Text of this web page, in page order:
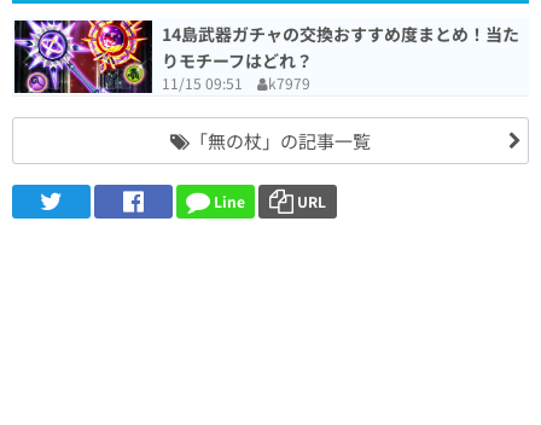
14島武器ガチャの交換おすすめ度まとめ！当た
りモチーフはどれ？
11/15 09:51 k7979
「無の杖」の記事一覧
Line URL